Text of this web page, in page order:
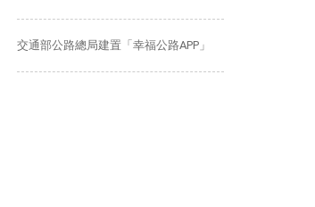
交通部公路總局建置「幸福公路APP」